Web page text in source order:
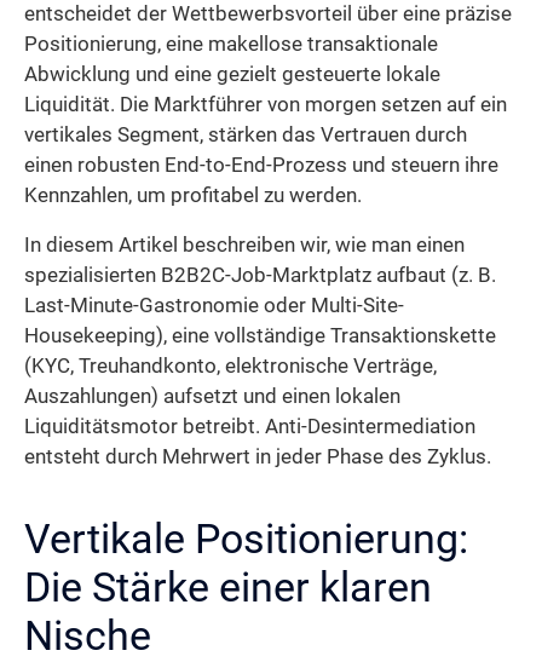
entscheidet der Wettbewerbsvorteil über eine präzise
Positionierung, eine makellose transaktionale
Abwicklung und eine gezielt gesteuerte lokale
Liquidität. Die Marktführer von morgen setzen auf ein
vertikales Segment, stärken das Vertrauen durch
einen robusten End-to-End-Prozess und steuern ihre
Kennzahlen, um profitabel zu werden.
In diesem Artikel beschreiben wir, wie man einen
spezialisierten B2B2C-Job-Marktplatz aufbaut (z. B.
Last-Minute-Gastronomie oder Multi-Site-
Housekeeping), eine vollständige Transaktionskette
(KYC, Treuhandkonto, elektronische Verträge,
Auszahlungen) aufsetzt und einen lokalen
Liquiditätsmotor betreibt. Anti-Desintermediation
entsteht durch Mehrwert in jeder Phase des Zyklus.
Vertikale Positionierung:
Die Stärke einer klaren
Nische